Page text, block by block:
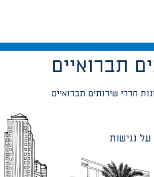
תברואיים
חדרי שירותים תברואיים
נגישות